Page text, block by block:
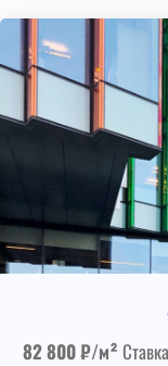
82 800 ₽/м²